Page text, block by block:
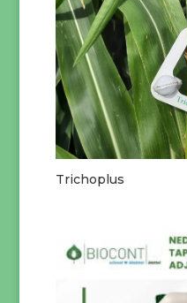
Trichoplus